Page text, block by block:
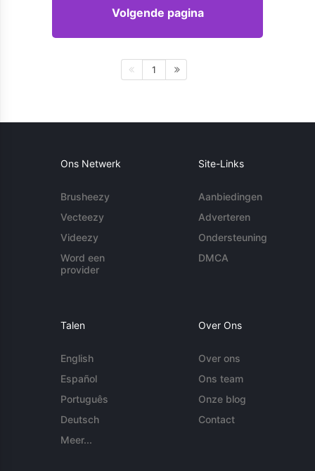
Volgende pagina
1
Ons Netwerk
Brusheezy
Vecteezy
Videezy
Word een
provider
Site-Links
Aanbiedingen
Adverteren
Ondersteuning
DMCA
Talen
English
Español
Português
Deutsch
Meer...
Over Ons
Over ons
Ons team
Onze blog
Contact